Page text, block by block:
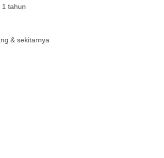
1 tahun
& sekitarnya